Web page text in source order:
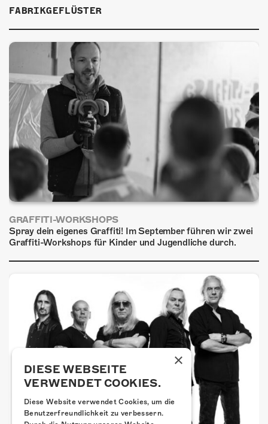
FABRIKGEFLÜSTER
GRAFFITI-WORKSHOPS
Spray dein eigenes Graffiti! Im September führen wir zwei
Graffiti-Workshops für Kinder und Jugendliche durch.
×
DIESE WEBSEITE
VERWENDET COOKIES.
Diese Website verwendet Cookies, um die
Benutzerfreundlichkeit zu verbessern.